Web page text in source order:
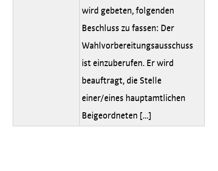
wird gebeten, folgenden
Beschluss zu fassen: Der
Wahlvorbereitungsausschuss
ist einzuberufen. Er wird
beauftragt, die Stelle
einer/eines hauptamtlichen
Beigeordneten [...]